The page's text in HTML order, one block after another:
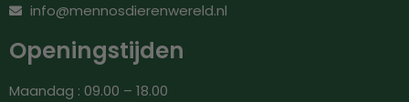
info@mennosdierenwereld.nl
Openingstijden
Maandag : 09.00 – 18.00